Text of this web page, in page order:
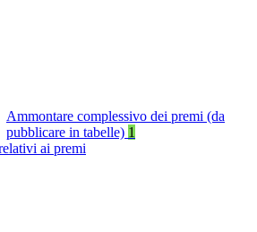
Ammontare complessivo dei premi (da
pubblicare in tabelle) 1
ai premi